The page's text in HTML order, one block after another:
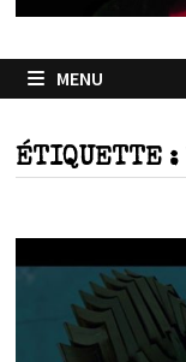
MENU
ÉTIQUETTE :